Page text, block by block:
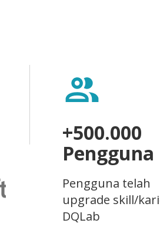
+500.000
Pengguna
Pengguna telah
upgrade skill/
DQLab